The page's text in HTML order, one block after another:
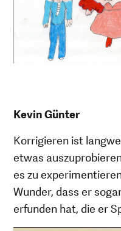
Kevin Günter
Korrigieren ist
etwas
es zu
Wunder, dass er
erfunden hat, die er